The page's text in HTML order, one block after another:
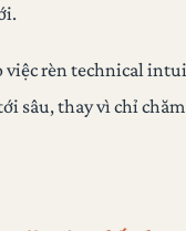
việc rèn technical
sâu, thay vì chỉ